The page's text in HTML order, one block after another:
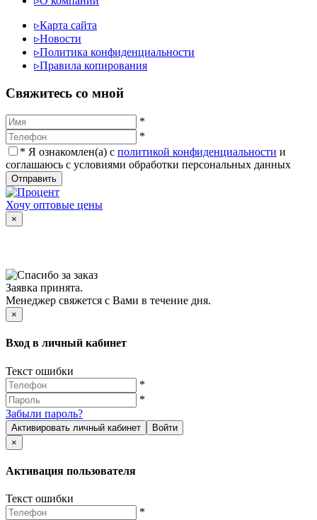
▹Карта сайта
▹Новости
▹Политика конфиденциальности
▹Правила копирования
Cвяжитесь со мной
*
*
* Я ознакомлен(а) с политикой конфиденциальности и
соглашаюсь с условиями обработки персональных данных
Отправить
Хочу оптовые цены
×
Заявка принята.
Менеджер свяжется с Вами в течение дня.
×
Вход в личный кабинет
Текст ошибки
*
*
Забыли пароль?
Активировать личный кабинет
Войти
×
Активация пользователя
Текст ошибки
*